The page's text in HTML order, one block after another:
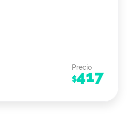
Precio
$417